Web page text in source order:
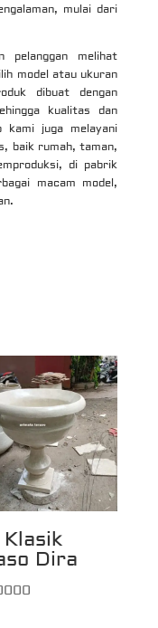
mulai dari
pelanggan melihat
model atau ukuran
dibuat dengan
kualitas dan
kami juga melayani
baik rumah, taman,
di pabrik
macam model,
Dira